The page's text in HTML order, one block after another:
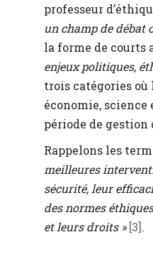
professeur
un champ de débat
la forme de courts
enjeux politiques,
trois catégories où
économie,
période de gestion
Rappelons les
meilleures
sécurité, leur
des normes
et leurs droits » [3].